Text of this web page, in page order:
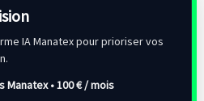
IA Manatex pour prioriser vos
Manatex •100 € / mois